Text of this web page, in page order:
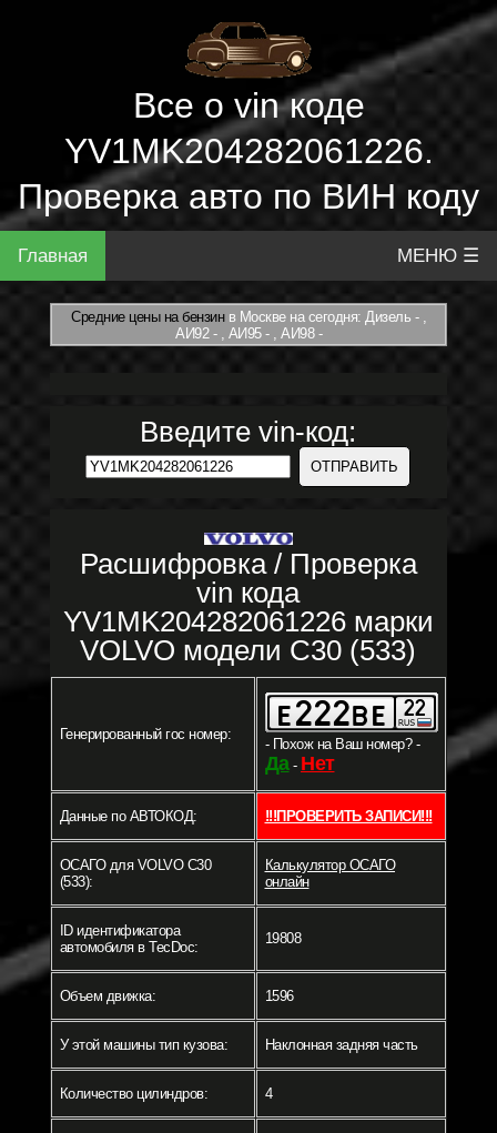
Все о vin коде
YV1MK204282061226.
Проверка авто по ВИН коду
Главная МЕНЮ ☰
Средние цены на бензинв Москве на сегодня: Дизель - ,
АИ92 - , АИ95 - , АИ98 -
Введите vin-код:
Расшифровка / Проверка
vin кода
YV1MK204282061226 марки
VOLVO модели C30 (533)
Генерированный гос номер:
- Похож на Ваш номер? -
Да- Нет
Данные по АВТОКОД: !!!ПРОВЕРИТЬ ЗАПИСИ!!!
ОСАГО для VOLVO C30
(533):
Калькулятор ОСАГО
онлайн
ID идентификатора
автомобиля в TecDoc:
19808
Объем движка: 1596
У этой машины тип кузова: Наклонная задняя часть
Количество цилиндров: 4